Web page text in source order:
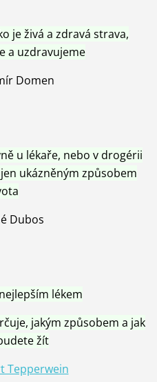
je živá a zdravá strava,
a uzdravujeme
Domen
u lékaře, nebo v drogérii
ukázněným způsobem
Dubos
lékem
jakým způsobem a jak
žít
Tepperwein